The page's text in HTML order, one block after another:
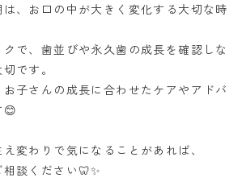
、お口の中が大きく変化する大切な時
で、歯並びや永久歯の成長を確認しな
です。
子さんの成長に合わせたケアやアドバ
😊
変わりで気になることがあれば、
談ください🦷✨